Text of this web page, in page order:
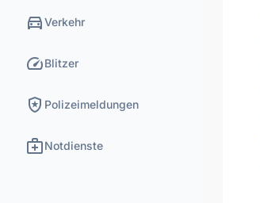
directions_carVerkehr
speedBlitzer
local_police Polizeimeldungen
medical_servicesNotdienste